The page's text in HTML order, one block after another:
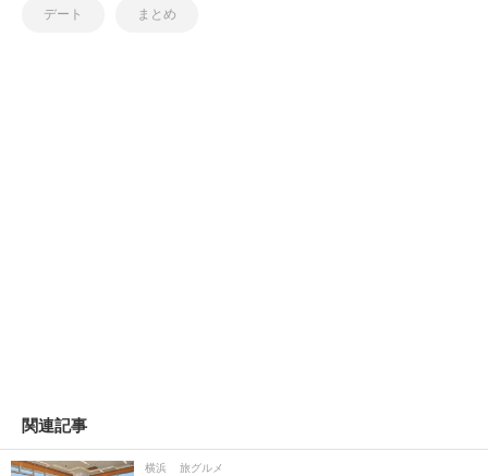
デート まとめ
関連記事
横浜 旅グルメ